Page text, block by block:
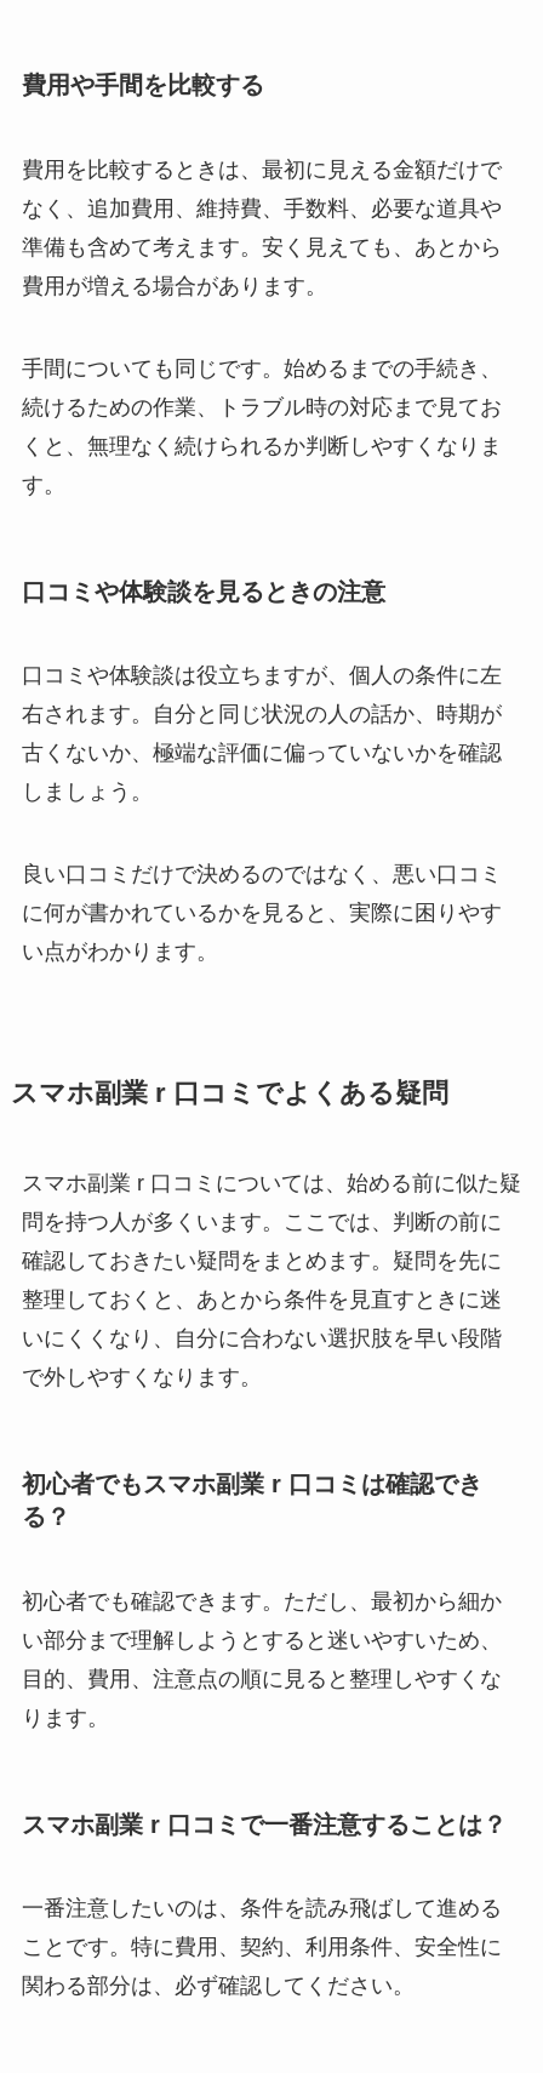
費用や手間を比較する
費用を比較するときは、最初に見える金額だけで
なく、追加費用、維持費、手数料、必要な道具や
準備も含めて考えます。安く見えても、あとから
費用が増える場合があります。
手間についても同じです。始めるまでの手続き、
続けるための作業、トラブル時の対応まで見てお
くと、無理なく続けられるか判断しやすくなりま
す。
口コミや体験談を見るときの注意
口コミや体験談は役立ちますが、個人の条件に左
右されます。自分と同じ状況の人の話か、時期が
古くないか、極端な評価に偏っていないかを確認
しましょう。
良い口コミだけで決めるのではなく、悪い口コミ
に何が書かれているかを見ると、実際に困りやす
い点がわかります。
スマホ副業 r 口コミでよくある疑問
スマホ副業 r 口コミについては、始める前に似た疑
問を持つ人が多くいます。ここでは、判断の前に
確認しておきたい疑問をまとめます。疑問を先に
整理しておくと、あとから条件を見直すときに迷
いにくくなり、自分に合わない選択肢を早い段階
で外しやすくなります。
初心者でもスマホ副業 r 口コミは確認でき
る？
初心者でも確認できます。ただし、最初から細か
い部分まで理解しようとすると迷いやすいため、
目的、費用、注意点の順に見ると整理しやすくな
ります。
スマホ副業 r 口コミで一番注意することは？
一番注意したいのは、条件を読み飛ばして進める
ことです。特に費用、契約、利用条件、安全性に
関わる部分は、必ず確認してください。